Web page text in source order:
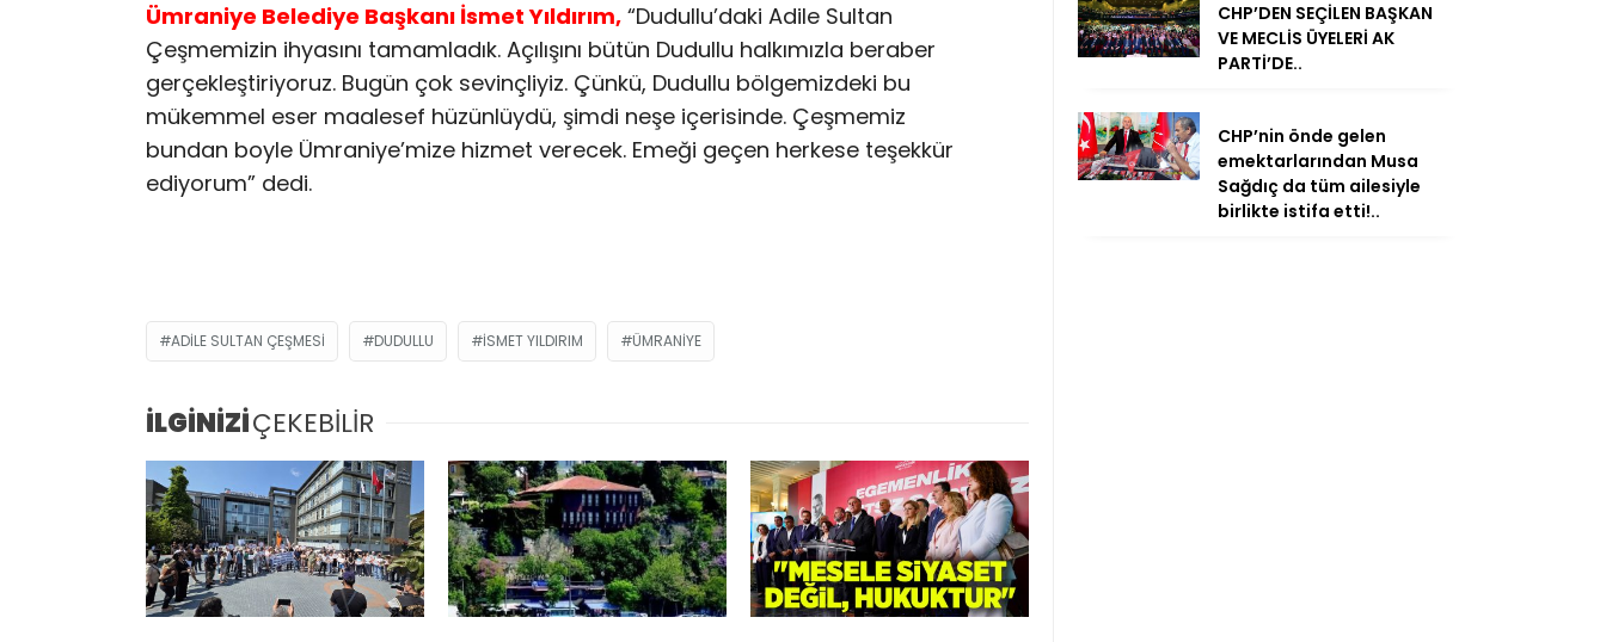
Ümraniye Belediye Başkanı İsmet Yıldırım, “Dudullu’daki Adile Sultan
Çeşmemizin ihyasını tamamladık. Açılışını bütün Dudullu halkımızla beraber
gerçekleştiriyoruz. Bugün çok sevinçliyiz. Çünkü, Dudullu bölgemizdeki bu
mükemmel eser maalesef hüzünlüydü, şimdi neşe içerisinde. Çeşmemiz
bundan boyle Ümraniye’mize hizmet verecek. Emeği geçen herkese teşekkür
ediyorum” dedi.
ADILE SULTAN ÇEŞMESI DUDULLU İSMET YILDIRIM ÜMRANIYE
İLGİNİZİÇEKEBİLİR
CHP’DEN SEÇİLEN BAŞKAN
VE MECLİS ÜYELERİ AK
PARTİ’DE..
CHP’nin önde gelen
emektarlarından Musa
Sağdıç da tüm ailesiyle
birlikte istifa etti!..